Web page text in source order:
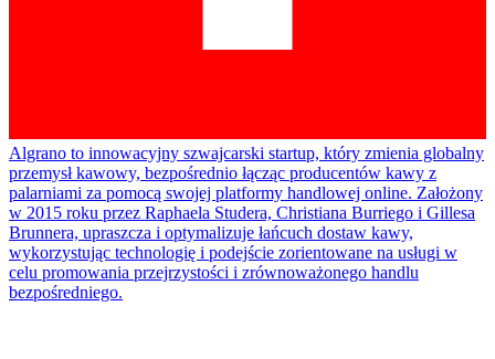
Algrano to innowacyjny szwajcarski startup, który zmienia globalny
przemysł kawowy, bezpośrednio łącząc producentów kawy z
palarniami za pomocą swojej platformy handlowej online. Założony
w 2015 roku przez Raphaela Studera, Christiana Burriego i Gillesa
Brunnera, upraszcza i optymalizuje łańcuch dostaw kawy,
wykorzystując technologię i podejście zorientowane na usługi w
celu promowania przejrzystości i zrównoważonego handlu
bezpośredniego.